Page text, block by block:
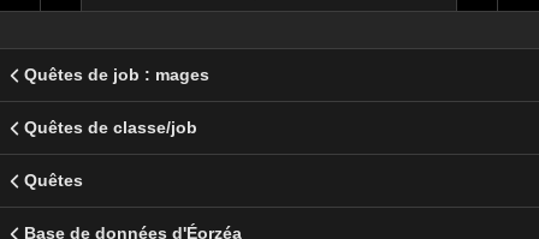
Quêtes de job : mages
Quêtes de classe/job
Quêtes
Base de données d'Éorzéa